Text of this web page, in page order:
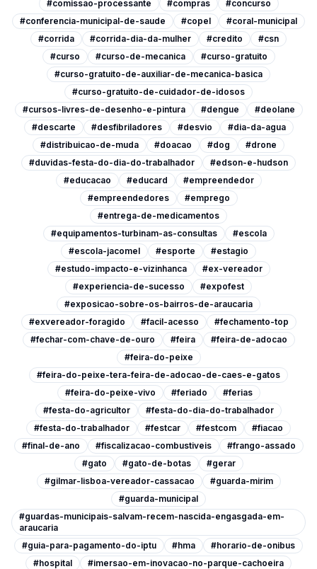
#comissao-processante
#compras
#concurso
#conferencia-municipal-de-saude
#copel
#coral-municipal
#corrida
#corrida-dia-da-mulher #credito
#csn
#curso
#curso-de-mecanica
#curso-gratuito
#curso-gratuito-de-auxiliar-de-mecanica-basica
#curso-gratuito-de-cuidador-de-idosos
#cursos-livres-de-desenho-e-pintura
#dengue
#deolane
#descarte
#desfibriladores #desvio
#dia-da-agua
#distribuicao-de-muda
#doacao #dog
#drone
#duvidas-festa-do-dia-do-trabalhador
#edson-e-hudson
#educacao
#educard
#empreendedor
#empreendedores
#emprego
#entrega-de-medicamentos
#equipamentos-turbinam-as-consultas
#escola
#escola-jacomel
#esporte
#estagio
#estudo-impacto-e-vizinhanca
#ex-vereador
#experiencia-de-sucesso
#expofest
#exposicao-sobre-os-bairros-de-araucaria
#exvereador-foragido
#facil-acesso
#fechamento-top
#fechar-com-chave-de-ouro
#feira
#feira-de-adocao
#feira-do-peixe
#feira-do-peixe-tera-feira-de-adocao-de-caes-e-gatos
#feira-do-peixe-vivo
#feriado
#ferias
#festa-do-agricultor
#festa-do-dia-do-trabalhador
#festa-do-trabalhador
#festcar #festcom
#fiacao
#final-de-ano
#fiscalizacao-combustiveis
#frango-assado
#gato
#gato-de-botas
#gerar
#gilmar-lisboa-vereador-cassacao
#guarda-mirim
#guarda-municipal
#guardas-municipais-salvam-recem-nascida-engasgada-em-
araucaria
#guia-para-pagamento-do-iptu
#hma
#horario-de-onibus
#hospital
#imersao-em-inovacao-no-parque-cachoeira